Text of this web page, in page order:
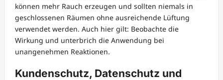
können mehr Rauch erzeugen und sollten niemals in
geschlossenen Räumen ohne ausreichende Lüftung
verwendet werden. Auch hier gilt: Beobachte die
Wirkung und unterbrich die Anwendung bei
unangenehmen Reaktionen.
Kundenschutz, Datenschutz und